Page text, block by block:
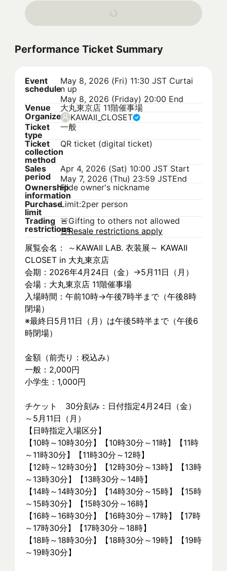
Performance Ticket Summary
Event
schedule
May 8, 2026 (Fri) 11:30 JST Curtai
n up
May 8, 2026 (Friday) 20:00 End
Venue
大丸東京店 11階催事場
Organizer KAWAII_CLOSET
Ticket
type
一般
Ticket
collection
method
QR ticket (digital ticket)
Sales
period
Apr 4, 2026 (Sat) 10:00 JST Start
May 7, 2026 (Thu) 23:59 JSTEnd
Ownership
information
Hide owner's nickname
Purchase
limit
Limit:2per person
Trading
restrictions
🚨Gifting to others not allowed
🚨Resale restrictions apply
展覧会名： ～KAWAII LAB. 衣装展～ KAWAII
CLOSET in 大丸東京店
会期：2026年4月24日（金）→5月11日（月）
会場：大丸東京店 11階催事場
入場時間：午前10時→午後7時半まで（午後8時
閉場）
※最終日5月11日（月）は午後5時半まで（午後6
時閉場）
金額（前売り：税込み）
一般：2,000円
小学生：1,000円
チケット　30分刻み：日付指定4月24日（金）
～5月11日（月）
【日時指定入場区分】
【10時～10時30分】【10時30分～11時】【11時
～11時30分】【11時30分～12時】
【12時～12時30分】【12時30分～13時】【13時
～13時30分】【13時30分～14時】
【14時～14時30分】【14時30分～15時】【15時
～15時30分】【15時30分～16時】
【16時～16時30分】【16時30分～17時】【17時
～17時30分】【17時30分～18時】
【18時～18時30分】【18時30分～19時】【19時
～19時30分】